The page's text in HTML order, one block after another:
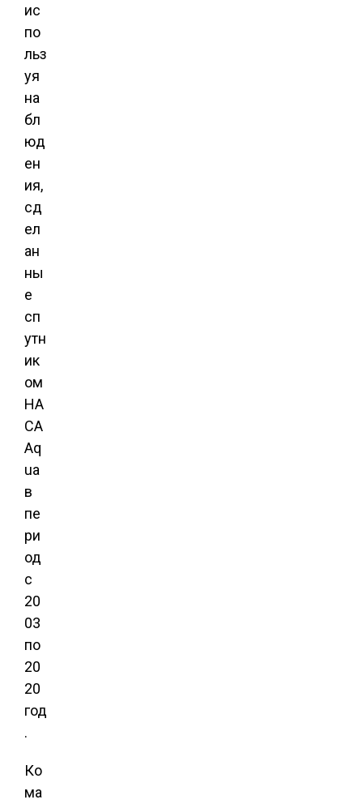
ис
по
льз
уя
на
бл
юд
ен
ия,
сд
ел
ан
ны
е
сп
утн
ик
ом
НА
СА
Aq
ua
в
пе
ри
од
с
20
03
по
20
20
год
.
Ко
ма